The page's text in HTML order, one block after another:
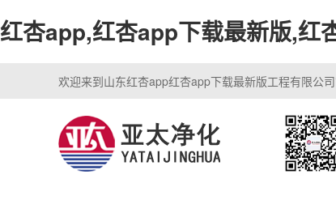
红杏app,红杏app下载最新版,红
欢迎来到山东红杏app红杏app下载最新版工程有限